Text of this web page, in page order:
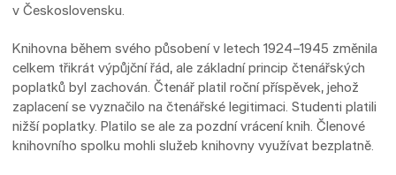
v Československu.
Knihovna během svého působení v letech 1924–1945 změnila
celkem třikrát výpůjční řád, ale základní princip čtenářských
poplatků byl zachován. Čtenář platil roční příspěvek, jehož
zaplacení se vyznačilo na čtenářské legitimaci. Studenti platili
nižší poplatky. Platilo se ale za pozdní vrácení knih. Členové
knihovního spolku mohli služeb knihovny využívat bezplatně.